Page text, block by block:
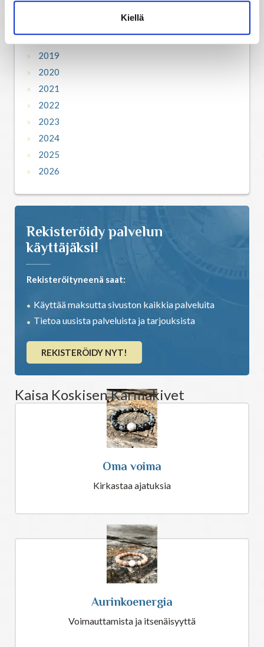
Kiellä
2016
2018
2019
2020
2021
2022
2023
2024
2025
2026
Rekisteröidy palvelun
käyttäjäksi!
Rekisteröityneenä saat:
Käyttää maksutta sivuston kaikkia palveluita
Tietoa uusista palveluista ja tarjouksista
REKISTERÖIDY NYT!
Kaisa Koskisen Karmakivet
Oma voima
Kirkastaa ajatuksia
Aurinkoenergia
Voimauttamista ja itsenäisyyttä